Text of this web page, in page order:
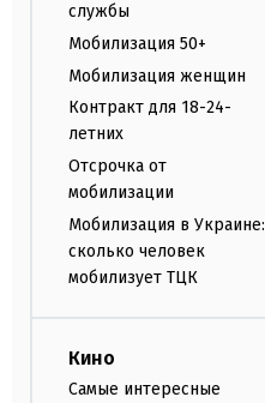
службы
Мобилизация 50+
Мобилизация женщин
Контракт для 18-24-
летних
Отсрочка от
мобилизации
Мобилизация в Украине:
сколько человек
мобилизует ТЦК
Кино
Самые интересные